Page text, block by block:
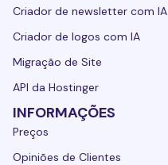
Criador de newsletter com IA
Criador de logos com IA
Migração de Site
API da Hostinger
INFORMAÇÕES
Preços
Opiniões de Clientes